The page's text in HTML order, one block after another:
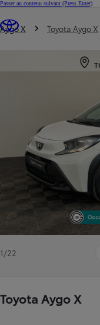
Passer au contenu suivant (Press Enter)
Trouvez un partenaire Toyota
Vous êtes ici
Aygo X Toyota Aygo X
1/22
Toyota Aygo X